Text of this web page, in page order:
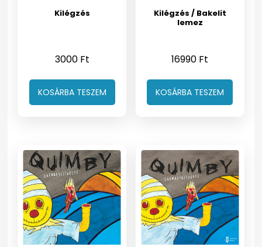
Kilégzés
3000 Ft
KOSÁRBA TESZEM
Kilégzés / Bakelit
lemez
16990 Ft
KOSÁRBA TESZEM